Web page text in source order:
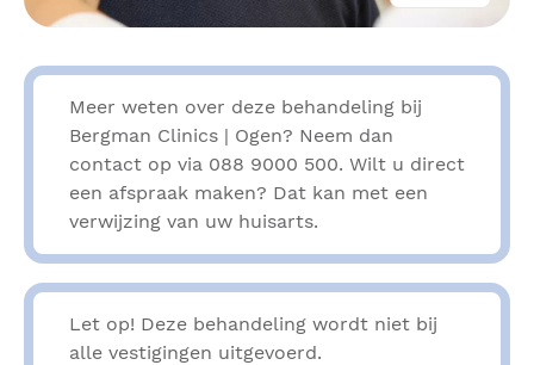
Meer weten over deze behandeling bij
Bergman Clinics | Ogen? Neem dan
contact op via 088 9000 500. Wilt u direct
een afspraak maken? Dat kan met een
verwijzing van uw huisarts.
Let op! Deze behandeling wordt niet bij
alle vestigingen uitgevoerd.